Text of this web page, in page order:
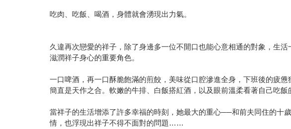
吃肉、吃飯、喝酒，身體就會湧現出力氣。
久違再次戀愛的祥子，除了身邊多一位不開口也能心意相通的對象，生
滋潤祥子身心的重要角色。
一口啤酒，再一口酥脆飽滿的煎餃，美味從口腔滲進全身，下班後的疲
簡直是天作之合。軟嫩的牛排、白飯搭紅酒，以及眼前溫柔看著自己吃飯
當祥子的生活增添了許多幸福的時刻，她最大的重心──和前夫同住的十
情，也浮現出祥子不得不面對的問題……